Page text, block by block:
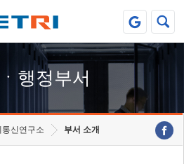
행정부서
통신연구소 부서 소개